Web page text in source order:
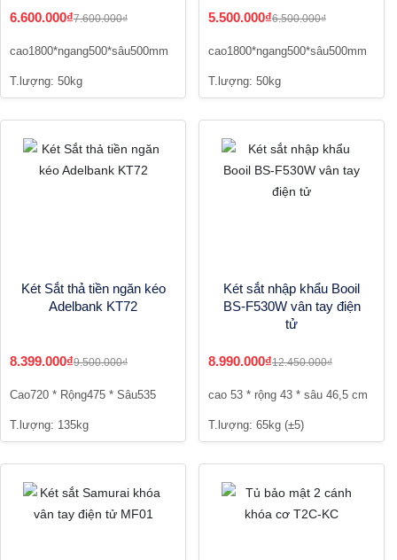
6.600.000₫7.600.000₫
cao1800*ngang500*sâu500mm
T.lượng: 50kg
5.500.000₫6.500.000₫
cao1800*ngang500*sâu500mm
T.lượng: 50kg
Két Sắt thả tiền ngăn kéo
Adelbank KT72
8.399.000₫9.500.000₫
Cao720 * Rộng475 * Sâu535
T.lượng: 135kg
Két sắt nhập khẩu Booil
BS-F530W vân tay điện
tử
8.990.000₫12.450.000₫
cao 53 * rộng 43 * sâu 46,5 cm
T.lượng: 65kg (±5)